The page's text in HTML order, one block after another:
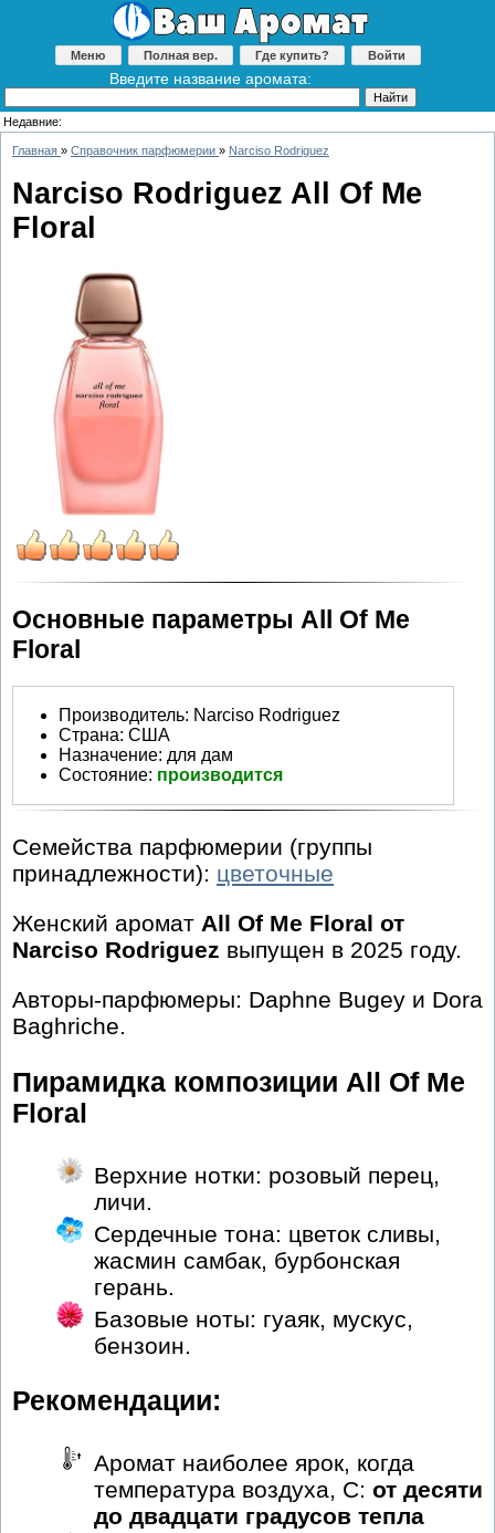
Меню Полная вер. Где купить? Войти
Введите название аромата:
Недавние:
Главная » Справочник парфюмерии » Narciso Rodriguez
Narciso Rodriguez All Of Me
Floral
Основные параметры All Of Me
Floral
Производитель: Narciso Rodriguez
Страна: США
Назначение: для дам
Состояние: производится
Семейства парфюмерии (группы
принадлежности): цветочные
Женский аромат All Of Me Floral от
Narciso Rodriguez выпущен в 2025 году.
Авторы-парфюмеры: Daphne Bugey и Dora
Baghriche.
Пирамидка композиции All Of Me
Floral
Верхние нотки: розовый перец,
личи.
Сердечные тона: цветок сливы,
жасмин самбак, бурбонская
герань.
Базовые ноты: гуаяк, мускус,
бензоин.
Рекомендации:
Аромат наиболее ярок, когда
температура воздуха, С: от десяти
до двадцати градусов тепла